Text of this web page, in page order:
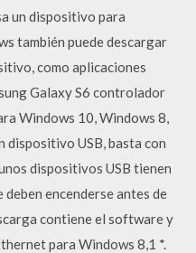
un dispositivo para
también puede descargar
como aplicaciones
Galaxy S6 controlador
Windows 10, Windows 8,
dispositivo USB, basta con
dispositivos USB tienen
encenderse antes de
contiene el software y
para Windows 8,1 *.